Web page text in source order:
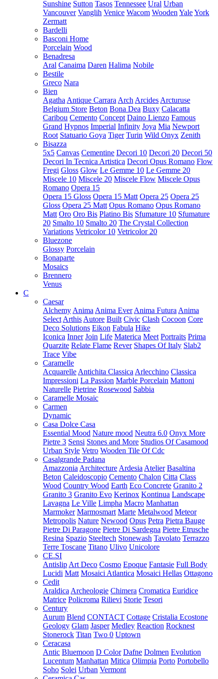
Sunshine Sutton Tasos Tennessee Ural Urban
Vancouver Vanglih Venice Wacom Wooden YaleYork
Zermatt
Bardelli
Basconi Home
Porcelain Wood
Benadresa
Aral Canaima Daren Halima Nobile
Bestile
Greco Nara
Bien
Agatha Antique Carrara Arch Arcides Arcturuse
Belgium Store Beton Bona Dea Buxy Calacatta
Caribou Cemento Concept Daino Lienzo Famous
Grand Hypnos Imperial Infinity Joya Mia Newport
Root Statuario Goya Tiger Turin Wild Onyx Zenith
Bisazza
5x5 Canvas Cementine Decori 10 Decori 20 Decori 50
Decori In Tecnica Artistica Decori Opus Romano Flow
Fregi Gloss Glow Le Gemme 10 Le Gemme 20
Miscele 10 Miscele 20 Miscele Flow Miscele Opus
Romano Opera 15
Opera 15 Gloss Opera 15 Matt Opera 25 Opera 25
Gloss Opera 25 Matt Opus Romano Opus Romano
Matt Oro Oro Bis Platino Bis Sfumature 10 Sfumature
20 Smalto 10 Smalto 20 The Crystal Collection
Variations Vetricolor 10 Vetricolor 20
Bluezone
Glossy Porcelain
Bonaparte
Mosaics
Brennero
Venus
C
Caesar
Alchemy Anima Anima Ever Anima Futura Anima
Select Arthis Autore Built Civic Clash Cocoon Core
Deco Solutions Eikon Fabula Hike
Iconica Inner Join Life Materica Meet Portraits Prima
Quarzite Relate Flame Rever Shapes Of Italy Slab2
Trace Vibe
Caramelle
Acquarelle Antichita Classica Arlecchino Classica
Impressioni La Passion Marble Porcelain Mattoni
Naturelle Pietrine Rosewood Sabbia
Caramelle Mosaic
Carmen
Dynamic
Casa Dolce Casa
Essential Mood Nature mood Neutra 6.0 Onyx More
Pietre 3 Sensi Stones and More Studios Of Casamood
Urban Style Vetro Wooden Tile Of Cdc
Casalgrande Padana
Amazzonia Architecture Ardesia Atelier Basaltina
Beton Caleidoscopio Cemento Chalon Citta Class
Wood Country Wood Earth Eco Concrete Granito 2
Granito 3 Granito Evo Kerinox Kontinua Landscape
Lavagna Le Ville Limpha Macro Manhattan
Marmoker Marmosmart Marte Metalwood Meteor
Metropolis Nature Newood Opus Petra Pietra Bauge
Pietre Di Paragone Pietre Di Sardegna Pietre Etrusche
Resina Spazio Steeltech Stonewash Tavolato Terrazzo
Terre Toscane Titano Ulivo Unicolore
CE.SI
Antislip Art Deco Cosmo Epoque Fantasie Full Body
Lucidi Matt Mosaici Atlantica Mosaici Hellas Ottagono
Cedit
Araldica Archeologie Chimera Cromatica Euridice
Matrice Policroma Rilievi Storie Tesori
Century
Aurum Blend CONTACT Cottage Cristalia Ecostone
Geology Glam Jasper Medley Reaction Rocknest
Stonerock Titan Two 0 Uptown
Ceracasa
Antic Bluemoon D Color Dafne Dolmen Evolution
Lucentum Manhattan Mitica Olimpia Porto Portobello
Soho Solei Urban Vermont